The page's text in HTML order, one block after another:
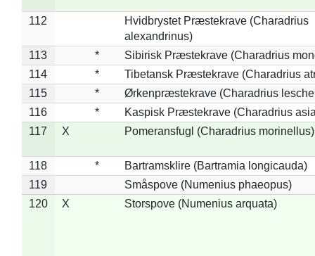
112
Hvidbrystet Præstekrave (Charadrius
alexandrinus)
113
*
Sibirisk Præstekrave (Charadrius
114
*
Tibetansk Præstekrave (Charadrius
115
*
Ørkenpræstekrave (Charadrius
116
*
Kaspisk Præstekrave (Charadrius
117
X Pomeransfugl (Charadrius morinellus)
118 *
Bartramsklire (Bartramia longicauda)
119
Småspove (Numenius phaeopus)
120
X Storspove (Numenius arquata)